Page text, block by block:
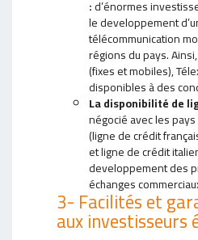
:d’énormes
le developpement
télécommunication
régions du pays.
(fixes et mobiles),
disponibles à des
La disponibilité de
négocié avec les
(ligne de crédit
et ligne de crédit
developpement des
échanges
3- Facilités et
aux investisseurs